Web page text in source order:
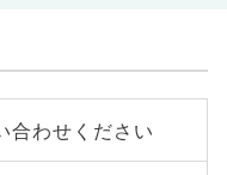
合わせください